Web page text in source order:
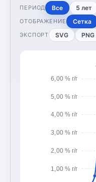
ПЕРИОД Все 5 лет
ОТОБРАЖЕНИЕ Сетка
ЭКСПОРТ SVG PNG
1,00 % г/г
2,00 % г/г
3,00 % г/г
4,00 % г/г
5,00 % г/г
6,00 % г/г